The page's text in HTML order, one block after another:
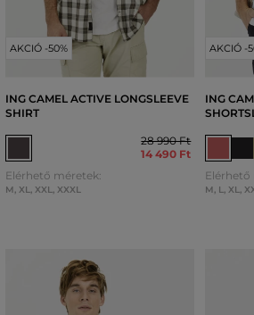
AKCIÓ -50%
ING CAMEL ACTIVE LONGSLEEVE
SHIRT
28 990 Ft
14 490 Ft
Elérhető méretek:
M XL XXL XXXL
AKCIÓ -
ING
Elérhető
M L XL